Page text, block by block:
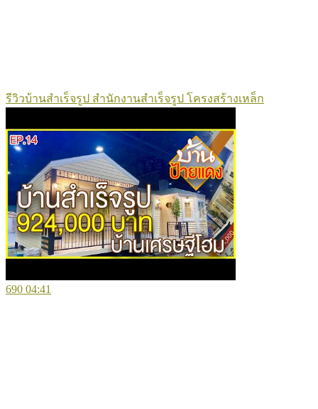
รีวิวบ้านสำเร็จรูป สำนักงานสำเร็จรูป โครงสร้างเหล็ก
690 04:41